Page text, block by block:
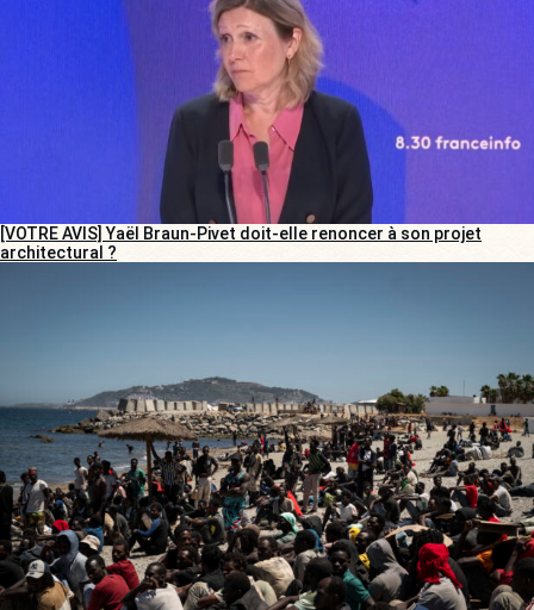
[VOTRE AVIS] Yaël Braun-Pivet doit-elle renoncer à son projet
architectural ?